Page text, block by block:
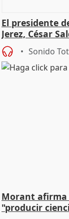
El presidente
Jerez, César
Sonido
Morant afirma
"producir